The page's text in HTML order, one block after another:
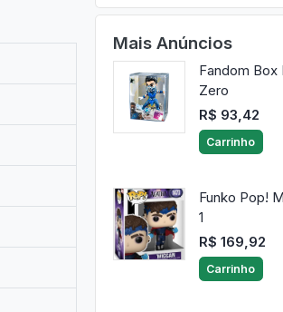
Mais Anúncios
Fandom Box
Zero
R$ 93,42
Carrinho
Funko Pop!
1
R$ 169,92
Carrinho